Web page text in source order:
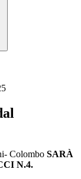
Colombo SARÀ
N.4.